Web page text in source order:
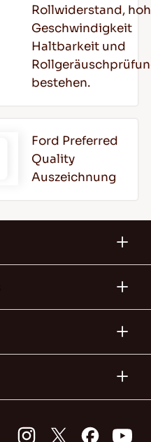
Rollwiderstand,
Geschwindigkeit
Haltbarkeit und
bestehen.
Ford Preferred
Quality
Auszeichnung